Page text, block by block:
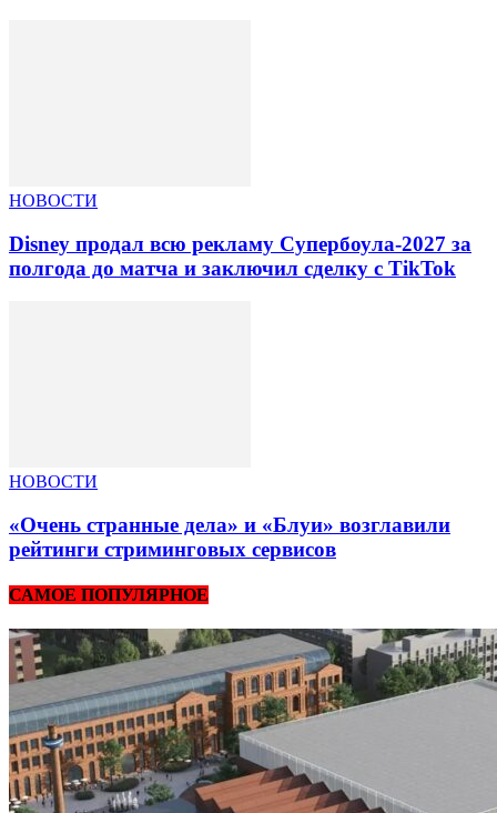
НОВОСТИ
Disney продал всю рекламу Супербоула-2027 за
полгода до матча и заключил сделку с TikTok
НОВОСТИ
«Очень странные дела» и «Блуи» возглавили
рейтинги стриминговых сервисов
САМОЕ ПОПУЛЯРНОЕ